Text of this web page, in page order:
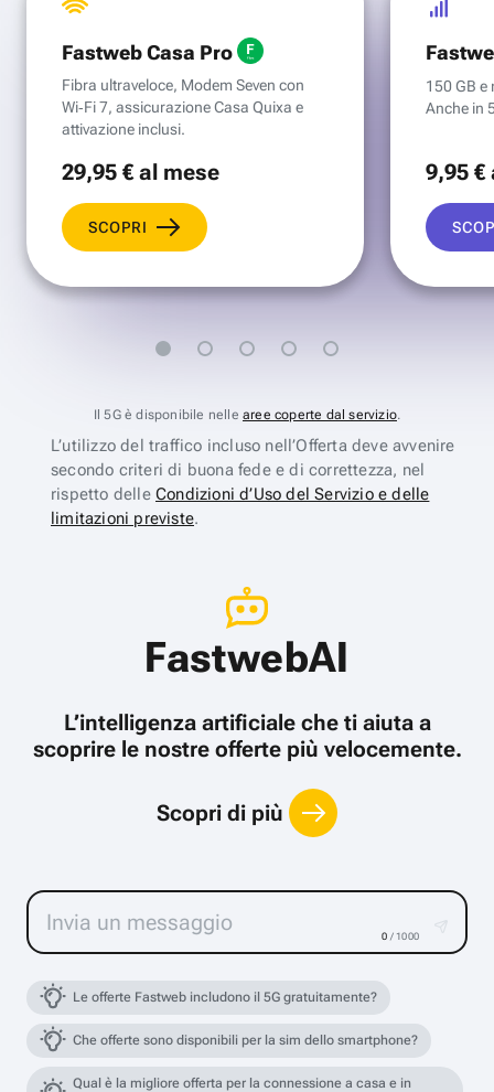
Fastweb Casa Pro
Fibra ultraveloce, Modem Seven con
Wi‑Fi 7, assicurazione Casa Quixa e
attivazione inclusi.
29,95 €al mese
SCOPRI
150 GB e
Anche in
9,95 €
Il 5G è disponibile nelle aree coperte dal servizio.
L’utilizzo del traffico incluso nell’Offerta deve avvenire
secondo criteri di buona fede e di correttezza, nel
rispetto delle Condizioni d’Uso del Servizio e delle
limitazioni previste.
FastwebAI
L’intelligenza artificiale che ti aiuta a
scoprire le nostre offerte più velocemente.
Scopri di più
0 / 1000
Le offerte Fastweb includono il 5G gratuitamente?
Che offerte sono disponibili per la sim dello smartphone?
Qual è la migliore offerta per la connessione a casa e in